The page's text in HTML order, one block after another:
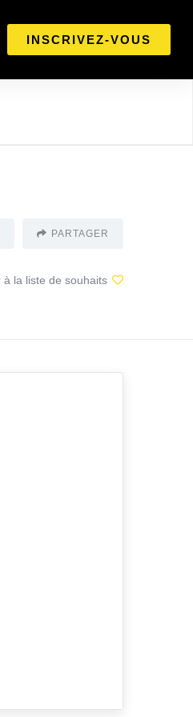
INSCRIVEZ-VOUS
PARTAGER
à la liste de souhaits